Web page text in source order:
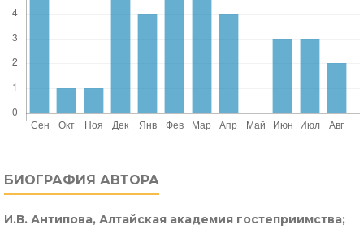
БИОГРАФИЯ АВТОРА
И.В. Антипова, Алтайская академия гостеприимства;